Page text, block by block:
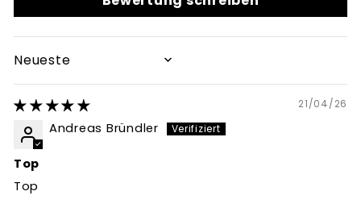
SORT BY
21/04/26
Andreas Bründler
Top
Top